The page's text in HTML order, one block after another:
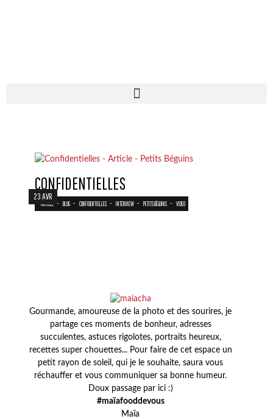
23 AVR
CONFIDENTIELLES
ARTICLE - BLOG - CONFIDENTIELLES - INTERVIEW - PETITS BÉGUINS - VIDEO
Gourmande, amoureuse de la photo et des sourires, je
partage ces moments de bonheur, adresses
succulentes, astuces rigolotes, portraits heureux,
recettes super chouettes... Pour faire de cet espace un
petit rayon de soleil, qui je le souhaite, saura vous
réchauffer et vous communiquer sa bonne humeur.
Doux passage par ici :)
#maïafooddevous
Maïa